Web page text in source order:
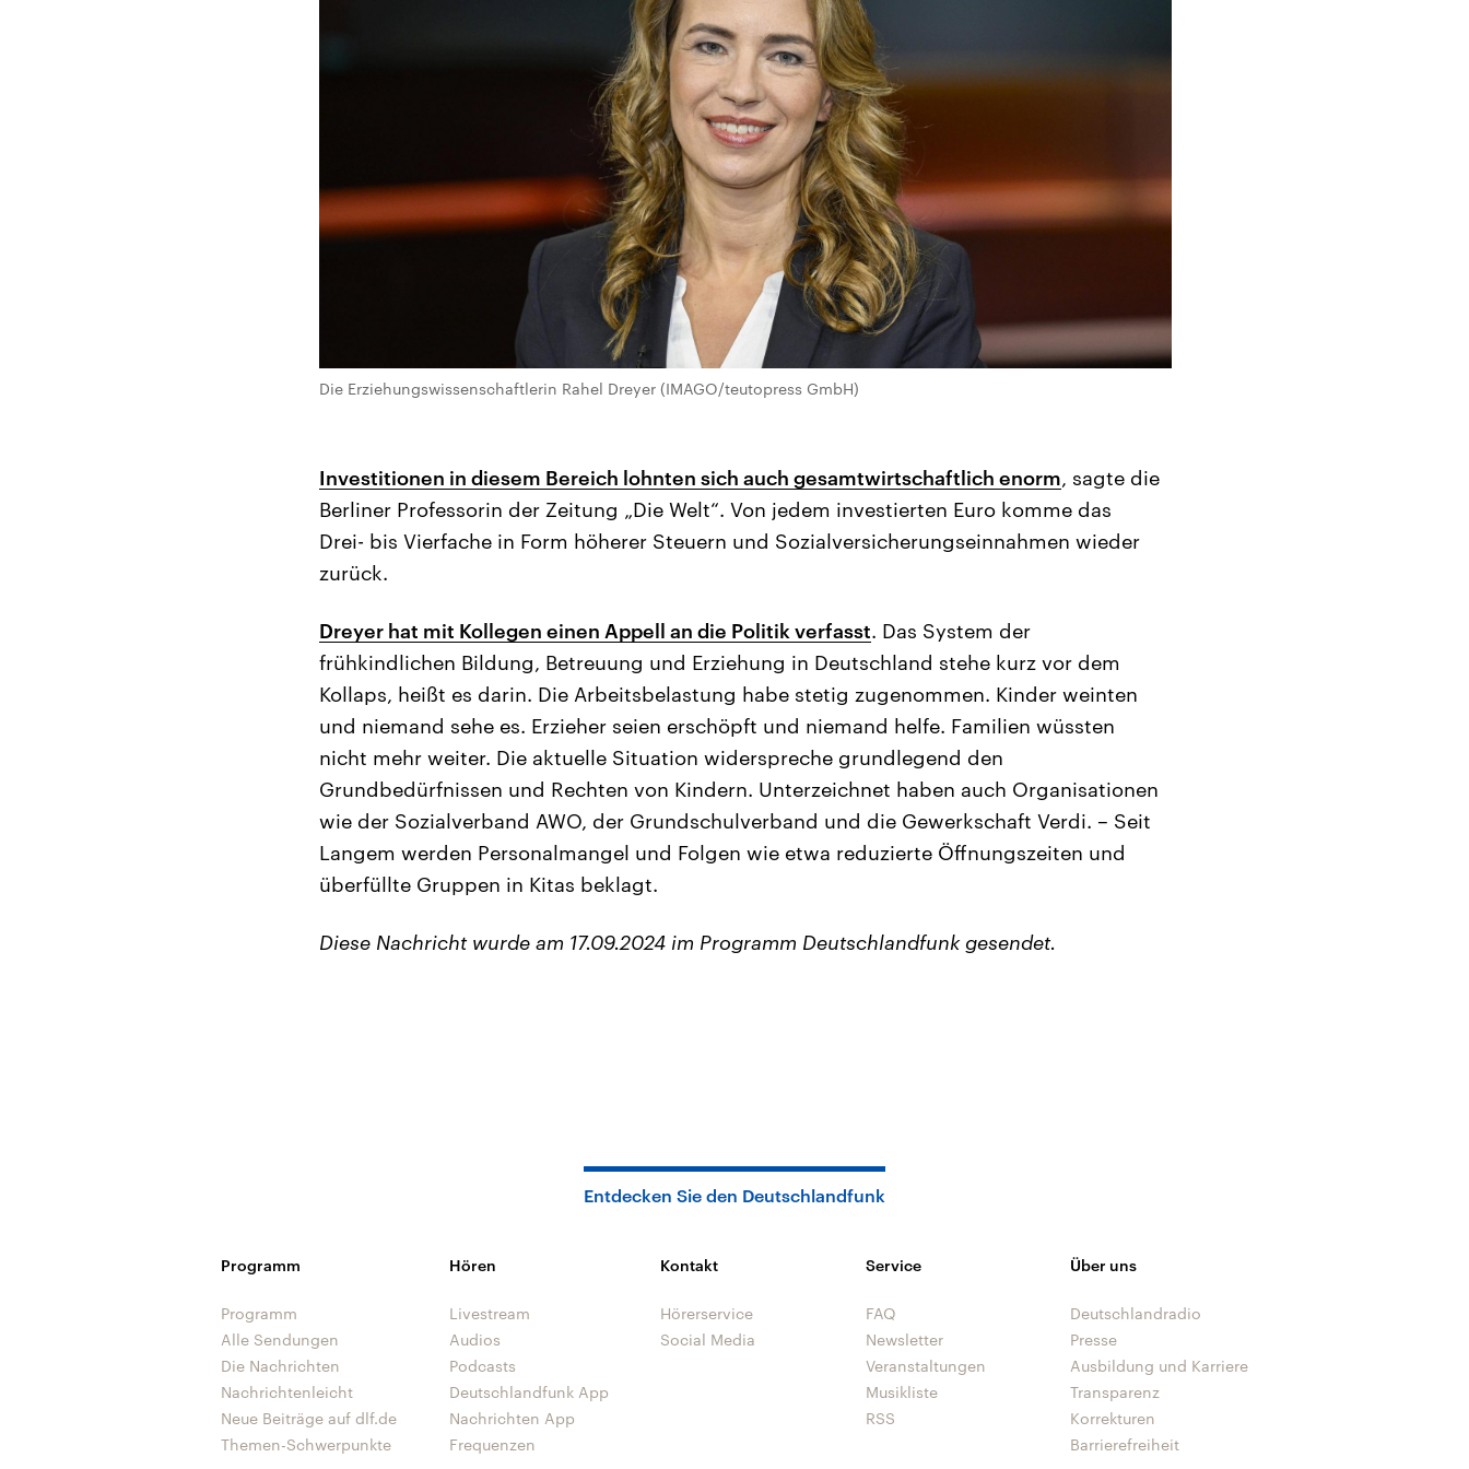
Die Erziehungswissenschaftlerin Rahel Dreyer (IMAGO/teutopress GmbH)
Investitionen in diesem Bereich lohnten sich auch gesamtwirtschaftlich enorm, sagte die
Berliner Professorin der Zeitung „Die Welt“. Von jedem investierten Euro komme das
Drei- bis Vierfache in Form höherer Steuern und Sozialversicherungseinnahmen wieder
zurück.
Dreyer hat mit Kollegen einen Appell an die Politik verfasst. Das System der
frühkindlichen Bildung, Betreuung und Erziehung in Deutschland stehe kurz vor dem
Kollaps, heißt es darin. Die Arbeitsbelastung habe stetig zugenommen. Kinder weinten
und niemand sehe es. Erzieher seien erschöpft und niemand helfe. Familien wüssten
nicht mehr weiter. Die aktuelle Situation widerspreche grundlegend den
Grundbedürfnissen und Rechten von Kindern. Unterzeichnet haben auch Organisationen
wie der Sozialverband AWO, der Grundschulverband und die Gewerkschaft Verdi. – Seit
Langem werden Personalmangel und Folgen wie etwa reduzierte Öffnungszeiten und
überfüllte Gruppen in Kitas beklagt.
Diese Nachricht wurde am 17.09.2024 im Programm Deutschlandfunk gesendet.
Entdecken Sie den Deutschlandfunk
Programm
Programm
Alle Sendungen
Die Nachrichten
Nachrichtenleicht
Neue Beiträge auf dlf.de
Themen-Schwerpunkte
Hören
Livestream
Audios
Podcasts
Deutschlandfunk App
Nachrichten App
Frequenzen
Kontakt
Hörerservice
Social Media
Service
FAQ
Newsletter
Veranstaltungen
Musikliste
RSS
Über uns
Deutschlandradio
Presse
Ausbildung und Karriere
Transparenz
Korrekturen
Barrierefreiheit